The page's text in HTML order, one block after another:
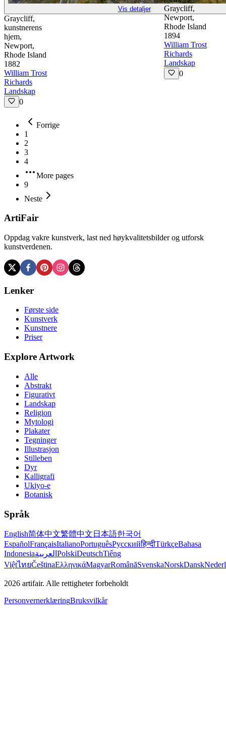
Vis detaljer
Graycliff,
kunstnerens
hjem,
Newport,
Rhode Island
1882
William Trost
Richards
Landskap
0
Graycliff,
Newport,
Rhode Island
1894
William Trost
Richards
Landskap
0
Forrige
1
2
3
4
More pages
9
Neste
ArtiFair
Oppdag vakre kunstverk, last ned høykvalitetsbilder og utforsk
kunstverdenen.
Lenker
Første side
Kunstverk
Kunstnere
Priser
Explore Artwork
Alle
Abstrakt
Figurativt
Landskap
Religion
Mytologi
Plakater
Tegninger
Illustrasjon
Stilleben
Dyr
Kalligrafi
Ukiyo-e
Botanisk
Språk
English简体中文繁體中文 日本語한국어
EspañolFrançaisItalianoPortuguêsРусскийहिन्दीTürkçeBahasa
Indonesiaالعربية PolskiDeutschTiếng
ViệtไทยČeštinaΕλληνικάMagyarRomânăSvenskaNorskDansk
2026 artifair. Alle rettigheter forbeholdt
PersonvernerklæringBruksvilkår